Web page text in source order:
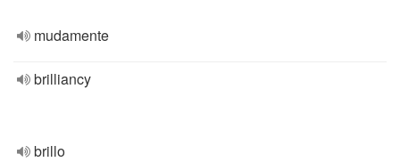
mudamente
brilliancy
brillo